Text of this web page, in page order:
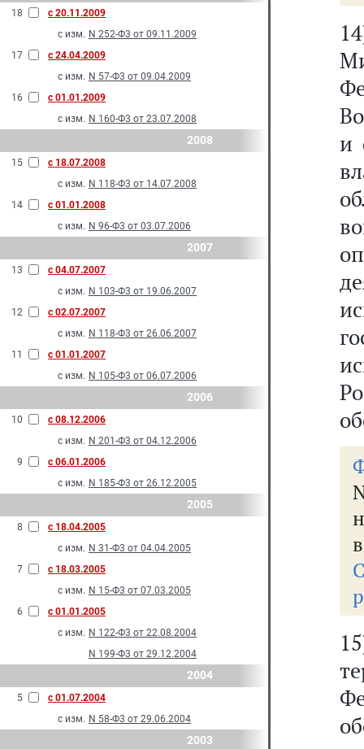
18
с 20.11.2009
с изм. N 252-Ф3 от 09.11.2009
17
с 24.04.2009
с изм. N 57-Ф3 от 09.04.2009
16
с 01.01.2009
с изм. N 160-Ф3 от 23.07.2008
2008
15
с 18.07.2008
с изм. N 118-Ф3 от 14.07.2008
14
с 01.01.2008
с изм. N 96-Ф3 от 03.07.2006
2007
13
с 04.07.2007
с изм. N 103-Ф3 от 19.06.2007
12
с 02.07.2007
с изм. N 118-Ф3 от 26.06.2007
11
с 01.01.2007
с изм. N 105-Ф3 от 06.07.2006
2006
10
с 08.12.2006
с изм. N 201-Ф3 от 04.12.2006
9
с 06.01.2006
с изм. N 185-Ф3 от 26.12.2005
2005
8
с 18.04.2005
с изм. N 31-Ф3 от 04.04.2005
7
с 18.03.2005
с изм. N 15-Ф3 от 07.03.2005
6
с 01.01.2005
с изм. N 122-Ф3 от 22.08.2004
N 199-Ф3 от 29.12.2004
2004
5
с 01.07.2004
с изм. N 58-Ф3 от 29.06.2004
2003
и